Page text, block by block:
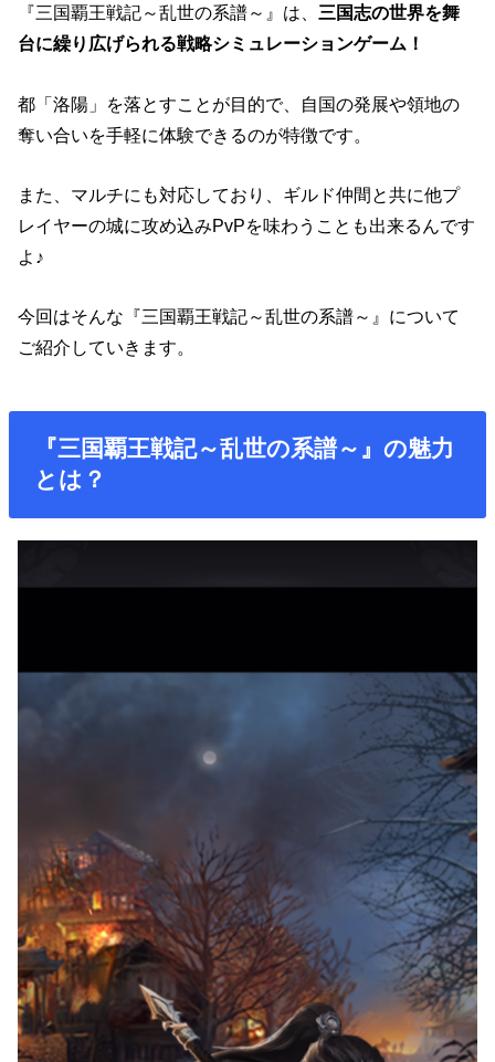
『三国覇王戦記～乱世の系譜～』は、 三国志の世界を舞
台に繰り広げられる戦略シミュレーションゲーム！
都「洛陽」を落とすことが目的で、自国の発展や領地の
奪い合いを手軽に体験できるのが特徴です。
また、マルチにも対応しており、ギルド仲間と共に他プ
レイヤーの城に攻め込みPvPを味わうことも出来るんです
よ♪
今回はそんな『三国覇王戦記～乱世の系譜～』について
ご紹介していきます。
『三国覇王戦記～乱世の系譜～』の魅力
とは？